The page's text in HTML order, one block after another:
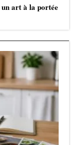
art à la portée